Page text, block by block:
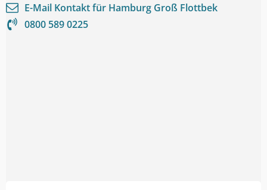
E-Mail Kontakt für Hamburg Groß Flottbek
0800 589 0225